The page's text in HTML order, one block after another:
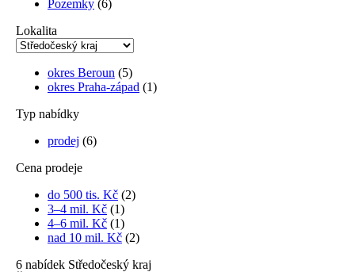
Pozemky (6)
Lokalita
okres Beroun (5)
okres Praha-západ (1)
Typ nabídky
prodej (6)
Cena prodeje
do 500 tis. Kč (2)
3–4 mil. Kč (1)
4–6 mil. Kč (1)
nad 10 mil. Kč (2)
6 nabídek Středočeský kraj